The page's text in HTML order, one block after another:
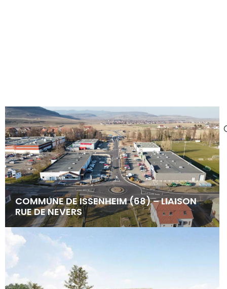
COMMUNE DE ISSENHEIM (68) – LIAISON
RUE DE NEVERS